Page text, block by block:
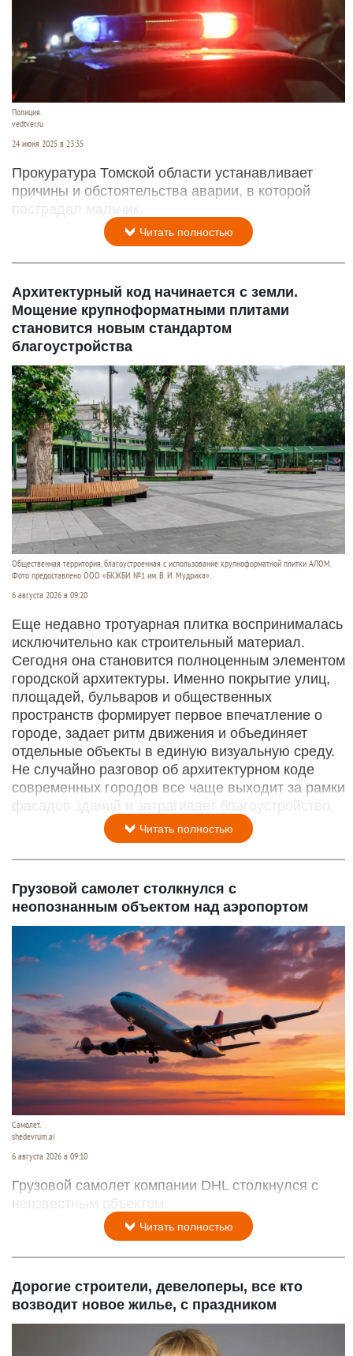
Полиция.
vedtver.ru
24 июня 2025 в 23:35
Прокуратура Томской области устанавливает
причины и обстоятельства аварии, в которой
пострадал мальчик.
Читать полностью
Архитектурный код начинается с земли.
Мощение крупноформатными плитами
становится новым стандартом
благоустройства
Общественная территория, благоустроенная с использование крупноформатной плитки АЛОМ.
Фото предоставлено ООО «БКЖБИ №1 им. В. И. Мудрика».
6 августа 2026 в 09:20
Еще недавно тротуарная плитка воспринималась
исключительно как строительный материал.
Сегодня она становится полноценным элементом
городской архитектуры. Именно покрытие улиц,
площадей, бульваров и общественных
пространств формирует первое впечатление о
городе, задает ритм движения и объединяет
отдельные объекты в единую визуальную среду.
Не случайно разговор об архитектурном коде
современных городов все чаще выходит за рамки
фасадов зданий и затрагивает благоустройство.
Читать полностью
Грузовой самолет столкнулся с
неопознанным объектом над аэропортом
Самолет.
shedevrum.ai
6 августа 2026 в 09:10
Грузовой самолет компании DHL столкнулся с
неизвестным объектом.
Читать полностью
Дорогие строители, девелоперы, все кто
возводит новое жилье, с праздником